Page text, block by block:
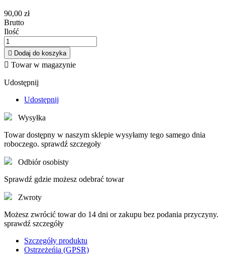
90,00 zł
Brutto
Ilość
 Dodaj do koszyka
 Towar w magazynie
Udostępnij
Udostępnij
Wysyłka
Towar dostępny w naszym sklepie wysyłamy tego samego dnia
roboczego. sprawdź szczegoły
Odbiór osobisty
Sprawdź gdzie możesz odebrać towar
Zwroty
Możesz zwrócić towar do 14 dni or zakupu bez podania przyczyny.
sprawdź szczegóły
Szczegóły produktu
Ostrzeżeńia (GPSR)